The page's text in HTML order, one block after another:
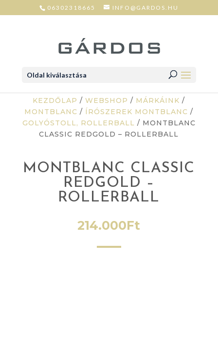
06302318665 INFO@GARDOS.HU
Oldal kiválasztása
KEZDŐLAP /WEBSHOP / MÁRKÁINK /
MONTBLANC / ÍRÓSZEREK MONTBLANC /
GOLYÓSTOLL, ROLLERBALL / MONTBLANC
CLASSIC REDGOLD – ROLLERBALL
MONTBLANC CLASSIC
REDGOLD –
ROLLERBALL
214.000Ft